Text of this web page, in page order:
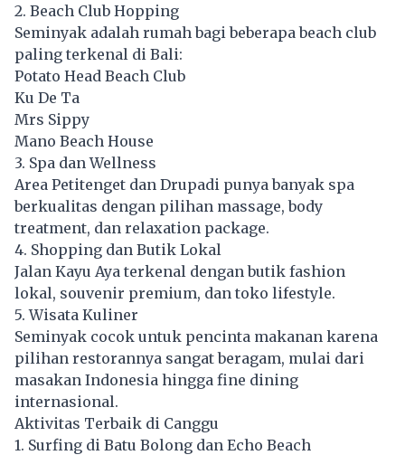
2. Beach Club Hopping
Seminyak adalah rumah bagi beberapa beach club
paling terkenal di Bali:
Potato Head Beach Club
Ku De Ta
Mrs Sippy
Mano Beach House
3. Spa dan Wellness
Area Petitenget dan Drupadi punya banyak spa
berkualitas dengan pilihan massage, body
treatment, dan relaxation package.
4. Shopping dan Butik Lokal
Jalan Kayu Aya terkenal dengan butik fashion
lokal, souvenir premium, dan toko lifestyle.
5. Wisata Kuliner
Seminyak cocok untuk pencinta makanan karena
pilihan restorannya sangat beragam, mulai dari
masakan Indonesia hingga fine dining
internasional.
Aktivitas Terbaik di Canggu
1. Surfing di Batu Bolong dan Echo Beach